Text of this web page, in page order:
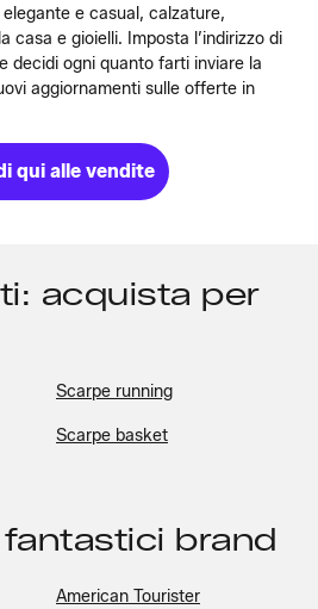
e casual, calzature,
casa e gioielli. Imposta l’indirizzo di
decidi ogni quanto farti inviare la
aggiornamenti sulle offerte in
qui alle vendite
acquista per
Scarpe running
Scarpe basket
brand
American Tourister